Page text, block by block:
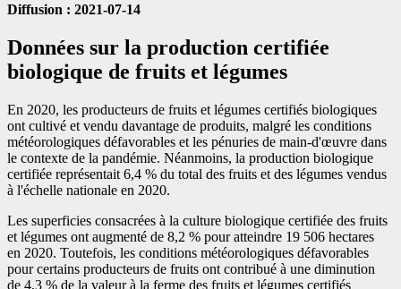
Diffusion : 2021-07-14
Données sur la production certifiée
biologique de fruits et légumes
En 2020, les producteurs de fruits et légumes certifiés biologiques
ont cultivé et vendu davantage de produits, malgré les conditions
météorologiques défavorables et les pénuries de main-d'œuvre dans
le contexte de la pandémie. Néanmoins, la production biologique
certifiée représentait 6,4 % du total des fruits et des légumes vendus
à l'échelle nationale en 2020.
Les superficies consacrées à la culture biologique certifiée des fruits
et légumes ont augmenté de 8,2 % pour atteindre 19 506 hectares
en 2020. Toutefois, les conditions météorologiques défavorables
pour certains producteurs de fruits ont contribué à une diminution
de 4,3 % de la valeur à la ferme des fruits et légumes certifiés